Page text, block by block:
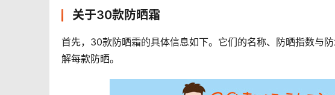
关于30款防晒霜
首先，30款防晒霜的具体信息如下。它们的名称、防晒指数与
解每款防晒。